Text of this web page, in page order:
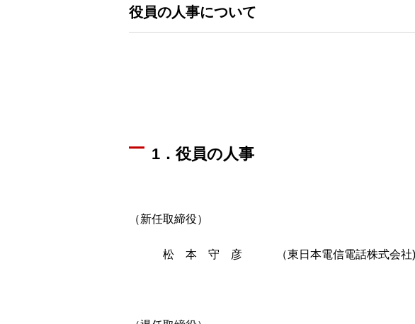
役員の人事について
1．役員の人事
（新任取締役）
松 本 守 彦 （東日本電信電話株式会社)